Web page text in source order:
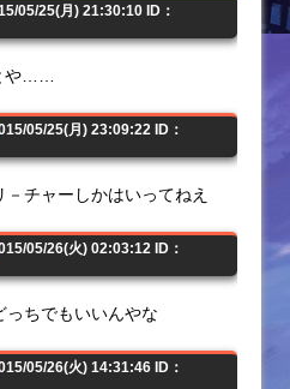
05/25(月) 21:30:10 ID：
や……
05/25(月) 23:09:22 ID：
チャーしかはいってねえ
05/26(火) 02:03:12 ID：
っちでもいいんやな
05/26(火) 14:31:46 ID：